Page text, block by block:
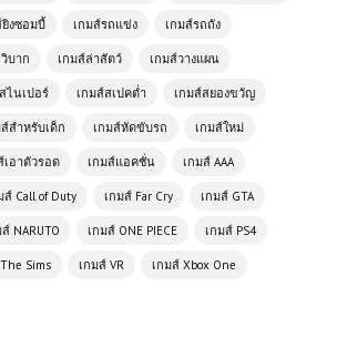
ยิงซอมบี้ เกมส์รถแข่ง เกมส์รถถัง
บาก เกมส์ล่าสัตว์ เกมส์วางแผน
ไนเปอร์ เกมส์สเปคต่ำ เกมส์สยองขวัญ
สำหรับเด็ก เกมส์หัดขับรถ เกมส์ใหม่
เอาตัวรอด เกมส์แอคชั่น เกมส์ AAA
ส์ Call of Duty เกมส์ Far Cry เกมส์ GTA
NARUTO เกมส์ ONE PIECE เกมส์ PS4
Sims เกมส์ VR เกมส์ Xbox One
เล่นฟรี Monster Truck
เกมขับรถบิ๊กฟุตสุดมันส์
น์ฟรี Monster Truck
ความท้าทายแห่ง
ส์ (PC) Call of Duty WW
GB